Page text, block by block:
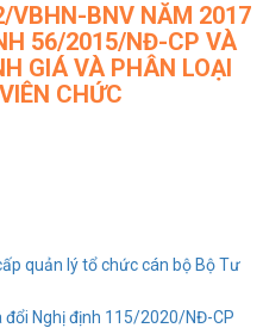
VBHN-BNV NĂM 2017
56/2015/NĐ-CP VÀ
GIÁ VÀ PHÂN LOẠI
CHỨC
quản lý tổ chức cán bộ Bộ Tư
Nghị định 115/2020/NĐ-CP